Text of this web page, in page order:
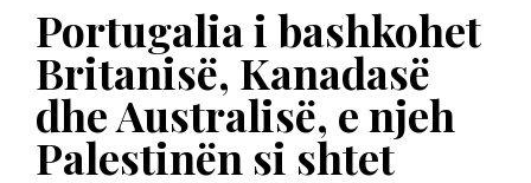
Portugalia i bashkohet
Britanisë, Kanadasë
dhe Australisë, e njeh
Palestinën si shtet